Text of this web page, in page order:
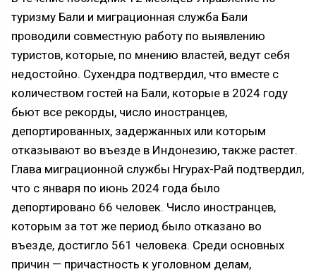
туризму Бали и миграционная служба Бали
проводили совместную работу по выявлению
туристов, которые, по мнению властей, ведут себя
недостойно. Сухендра подтвердил, что вместе с
количеством гостей на Бали, которые в 2024 году
бьют все рекорды, число иностранцев,
депортированных, задержанных или которым
отказывают во въезде в Индонезию, также растет.
Глава миграционной службы Нгурах-Рай подтвердил,
что с января по июнь 2024 года было
депортировано 66 человек. Число иностранцев,
которым за тот же период было отказано во
въезде, достигло 561 человека. Среди основных
причин — причастность к уголовном делам,